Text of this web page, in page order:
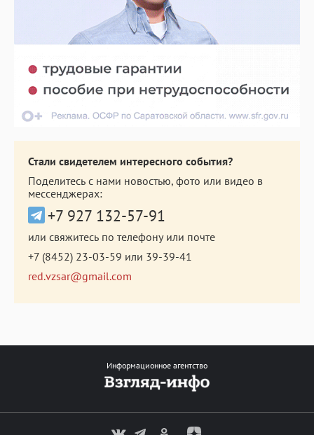
Стали свидетелем интересного события?
Поделитесь с нами новостью, фото или видео в
мессенджерах:
+7 927 132-57-91
или свяжитесь по телефону или почте
+7 (8452) 23-03-59 или 39-39-41
red.vzsar@gmail.com
Информационное агентство